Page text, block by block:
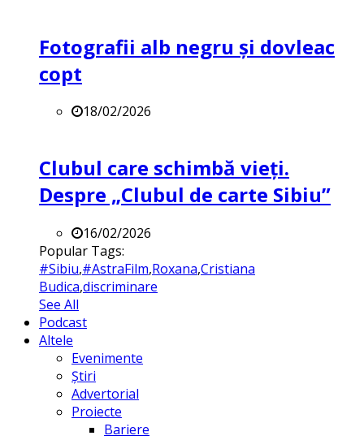
Fotografii alb negru și dovleac
copt
18/02/2026
Clubul care schimbă vieți.
Despre „Clubul de carte Sibiu”
16/02/2026
Popular Tags:
#Sibiu,#AstraFilm,Roxana,Cristiana
Budica,discriminare
See All
Podcast
Altele
Evenimente
Știri
Advertorial
Proiecte
Bariere